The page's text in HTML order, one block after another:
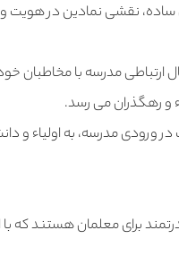
ساده، نقشی نمادین در هویت
ارتباطی مدرسه با مخاطبان
و رهگذران می رسد.
در ورودی مدرسه، به اولیاء و
برای معلمان هستند که